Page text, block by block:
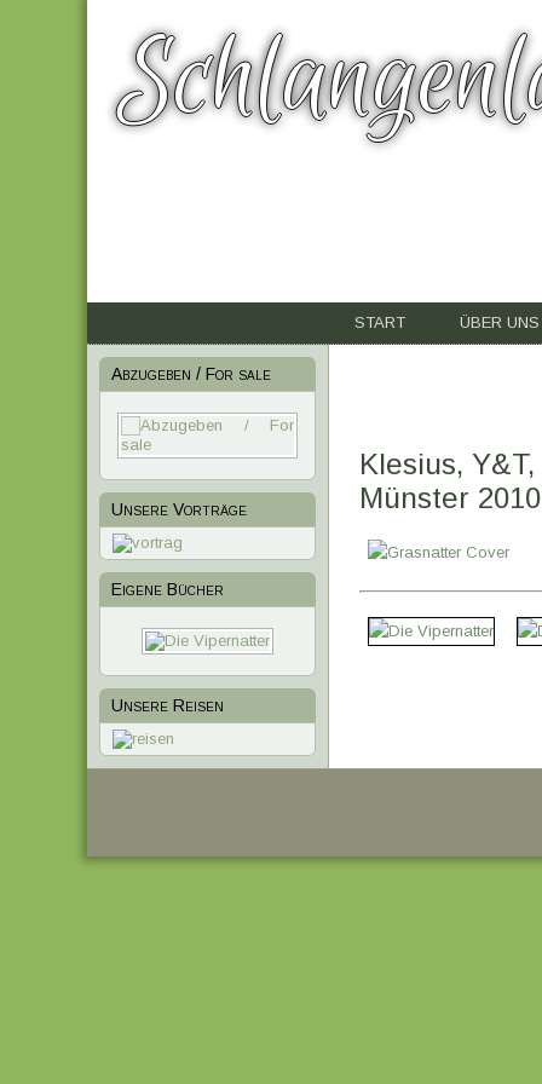
START ÜBER UNS
Abzugeben / For sale
Unsere Vorträge
Eigene Bücher
1 2
Unsere Reisen
Klesius,
Münster 2010